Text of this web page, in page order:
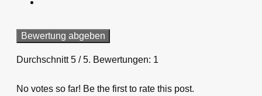
Bewertung abgeben
Durchschnitt5 / 5. Bewertungen: 1
No votes so far! Be the first to rate this post.